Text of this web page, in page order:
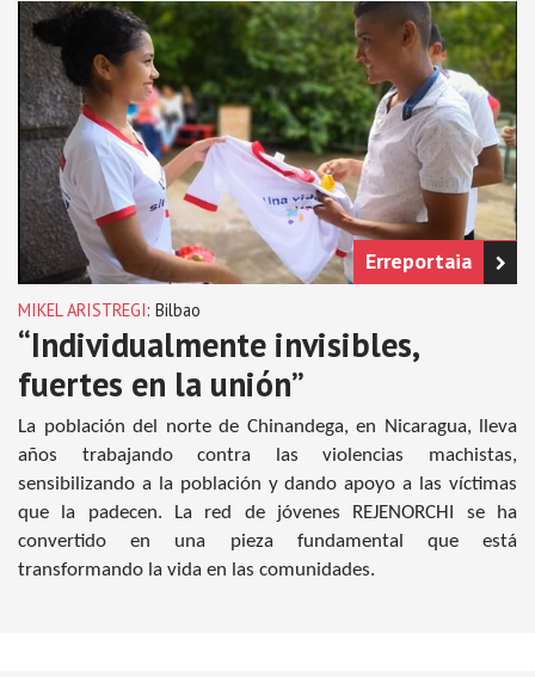
Erreportaia
MIKEL ARISTREGI: Bilbao
“Individualmente invisibles,
fuertes en la unión”
La población del norte de Chinandega, en Nicaragua, lleva
años trabajando contra las violencias machistas,
sensibilizando a la población y dando apoyo a las víctimas
que la padecen. La red de jóvenes REJENORCHI se ha
convertido en una pieza fundamental que está
transformando la vida en las comunidades.